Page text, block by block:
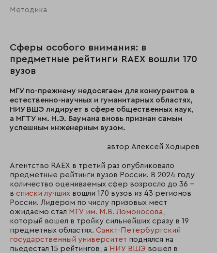
Методика
Сферы особого внимания: в
предметные рейтинги RAEX вошли 170
вузов
МГУ по-прежнему недосягаем для конкурентов в
естественно-научных и гуманитарных областях,
НИУ ВШЭ лидирует в сфере общественных наук,
а МГТУ им. Н.Э. Баумана вновь признан самым
успешным инженерным вузом.
автор Алексей Ходырев
Агентство RAEX в третий раз опубликовало
предметные рейтинги вузов России. В 2024 году
количество оцениваемых сфер возросло до 36 –
в списки лучших вошли 170 вузов из 43 регионов
России. Лидером по числу призовых мест
ожидаемо стал МГУ им. М.В. Ломоносова
который вошел в тройку сильнейших сразу в 19
предметных областях. Санкт-Петербургский
государственный университет поднялся на
пьедестал 15 рейтингов, а НИУ ВШЭ вошел в